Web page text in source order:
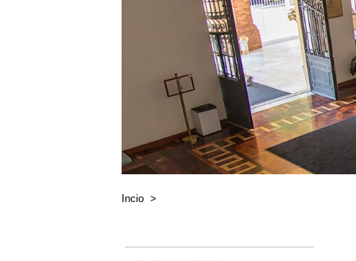
Incio >